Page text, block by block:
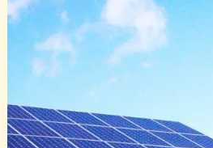
パワーコンディショナーの価格
架台の価格
太陽光発電の設置工事費
その他の費用項目の例
太陽光発電の設置費用、最新相場は85.8万
太陽光発電の容量で費用は大きく